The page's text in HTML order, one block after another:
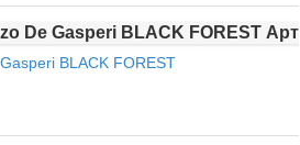
BLACK FOREST